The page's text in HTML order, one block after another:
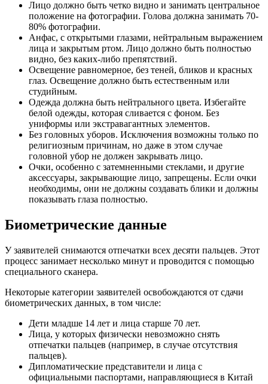
Лицо должно быть четко видно и занимать центральное
положение на фотографии. Голова должна занимать 70-
80% фотографии.
Анфас, с открытыми глазами, нейтральным выражением
лица и закрытым ртом. Лицо должно быть полностью
видно, без каких-либо препятствий.
Освещение равномерное, без теней, бликов и красных
глаз. Освещение должно быть естественным или
студийным.
Одежда должна быть нейтрального цвета. Избегайте
белой одежды, которая сливается с фоном. Без
униформы или экстравагантных элементов.
Без головных уборов. Исключения возможны только по
религиозным причинам, но даже в этом случае
головной убор не должен закрывать лицо.
Очки, особенно с затемненными стеклами, и другие
аксессуары, закрывающие лицо, запрещены. Если очки
необходимы, они не должны создавать блики и должны
показывать глаза полностью.
Биометрические данные
У заявителей снимаются отпечатки всех десяти пальцев. Этот
процесс занимает несколько минут и проводится с помощью
специального сканера.
Некоторые категории заявителей освобождаются от сдачи
биометрических данных, в том числе:
Дети младше 14 лет и лица старше 70 лет.
Лица, у которых физически невозможно снять
отпечатки пальцев (например, в случае отсутствия
пальцев).
Дипломатические представители и лица с
официальными паспортами, направляющиеся в Китай